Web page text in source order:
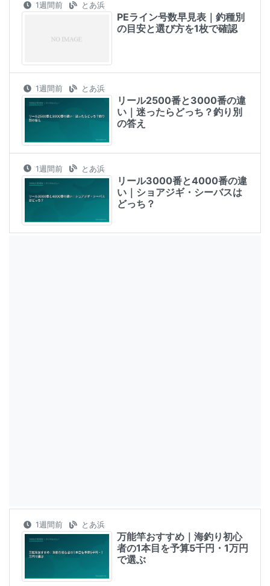
1週間前 とあ浜
PEライン号数早見表｜釣種別
の目安と選び方を1枚で確認
1週間前 とあ浜
リール2500番と3000番の違
い｜迷ったらどっち？釣り別
の答え
1週間前 とあ浜
リール3000番と4000番の違
い｜ショアジギ・シーバスは
どっち？
1週間前 とあ浜
万能竿おすすめ｜海釣り初心
者の1本目を予算5千円・1万円
で選ぶ